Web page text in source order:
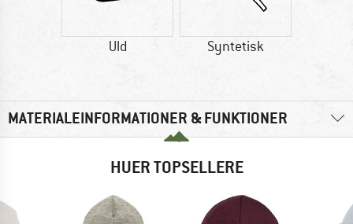
Uld Syntetisk
MATERIALEINFORMATIONER & FUNKTIONER
HUER TOPSELLERE